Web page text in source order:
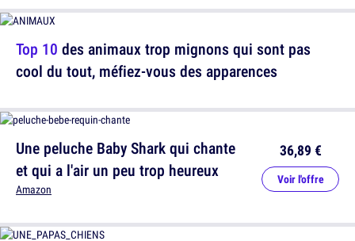
Top 10 des animaux trop mignons qui sont pas
cool du tout, méfiez-vous des apparences
Une peluche Baby Shark qui chante
et qui a l'air un peu trop heureux
Amazon
36,89 €
Voir l'offre